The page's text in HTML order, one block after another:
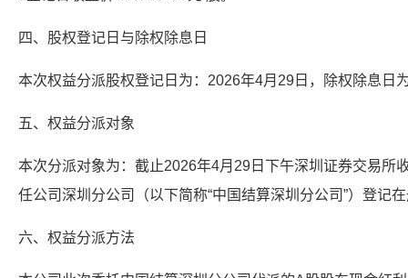
四、股权登记日与除权除息日
本次权益分派股权登记日为：2026年4月29日，除权除息日
五、权益分派对象
本次分派对象为：截止2026年4月29日下午深圳证券交易所
任公司深圳分公司（以下简称“中国结算深圳分公司”）登记
六、权益分派方法